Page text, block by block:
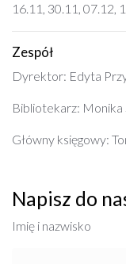
16.11, 30.11, 07.12,
Zespół
Dyrektor: Edyta
Bibliotekarz: Monika
Główny księgowy:
Napisz do
Imię i nazwisko